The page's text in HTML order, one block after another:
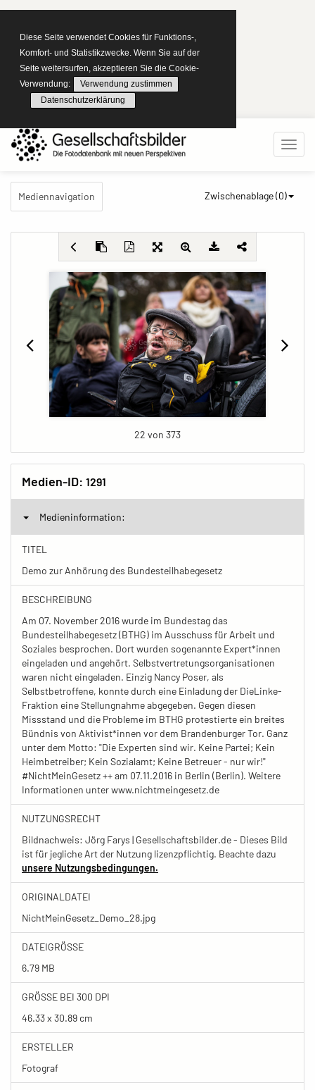
Diese Seite verwendet Cookies für Funktions-,
Komfort- und Statistikzwecke. Wenn Sie auf der
Seite weitersurfen, akzeptieren Sie die Cookie-
Verwendung:
Verwendung zustimmen
Datenschutzerklärung
Mediennavigation Zwischenablage (0)
22 von 373
Medien-ID: 1291
Medieninformation:
TITEL
Demo zur Anhörung des Bundesteilhabegesetz
BESCHREIBUNG
Am 07. November 2016 wurde im Bundestag das
Bundesteilhabegesetz (BTHG) im Ausschuss für Arbeit und
Soziales besprochen. Dort wurden sogenannte Expert*innen
eingeladen und angehört. Selbstvertretungsorganisationen
waren nicht eingeladen. Einzig Nancy Poser, als
Selbstbetroffene, konnte durch eine Einladung der DieLinke-
Fraktion eine Stellungnahme abgegeben. Gegen diesen
Missstand und die Probleme im BTHG protestierte ein breites
Bündnis von Aktivist*innen vor dem Brandenburger Tor. Ganz
unter dem Motto: "Die Experten sind wir. Keine Partei; Kein
Heimbetreiber; Kein Sozialamt; Keine Betreuer - nur wir!"
#NichtMeinGesetz ++ am 07.11.2016 in Berlin (Berlin). Weitere
Informationen unter www.nichtmeingesetz.de
NUTZUNGSRECHT
Bildnachweis: Jörg Farys | Gesellschaftsbilder.de - Dieses Bild
ist für jegliche Art der Nutzung lizenzpflichtig. Beachte dazu
unsere Nutzungsbedingungen.
ORIGINALDATEI
NichtMeinGesetz_Demo_28.jpg
DATEIGRÖSSE
6.79 MB
GRÖSSE BEI 300 DPI
46.33 x 30.89 cm
ERSTELLER
Fotograf